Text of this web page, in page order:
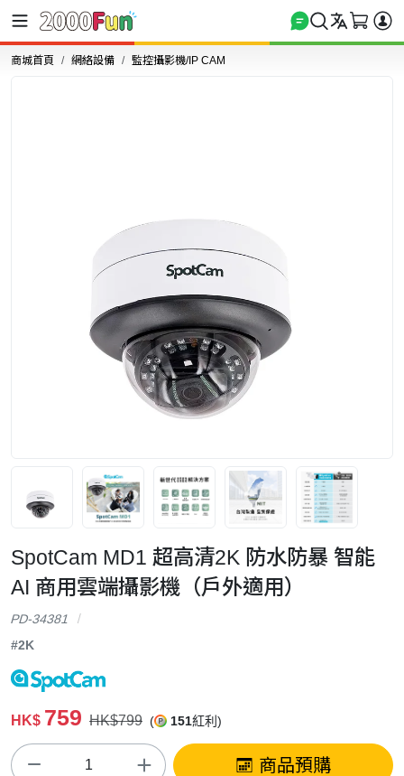
商城首頁 網絡設備 監控攝影機/IP CAM
SpotCam MD1 超高清2K 防水防暴 智能
AI 商用雲端攝影機（戶外適用）
PD-34381
#2K
HK$ 759 HK$799 ( 151紅利)
商品預購